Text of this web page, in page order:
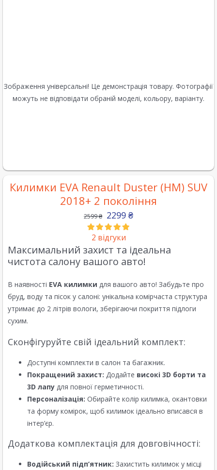
Зображення універсальні! Це демонстрація товару. Фотографії
можуть не відповідати обраній моделі, кольору, варіанту.
Килимки EVA Renault Duster (HM) SUV
2018+ 2 покоління
2599₴ 2299 ₴
2 відгуки
Максимальний захист та ідеальна
чистота салону вашого авто!
В наявності EVA килимки для вашого авто! Забудьте про
бруд, воду та пісок у салоні: унікальна комірчаста структура
утримає до 2 літрів вологи, зберігаючи покриття підлоги
сухим.
Сконфігуруйте свій ідеальний комплект:
Доступні комплекти в салон та багажник.
Покращений захист: Додайте високі 3D борти та
3D лапу для повної герметичності.
Персоналізація: Обирайте колір килимка, окантовки
та форму комірок, щоб килимок ідеально вписався в
інтер’єр.
Додаткова комплектація для довговічності:
Водійський підп’ятник: Захистить килимок у місці